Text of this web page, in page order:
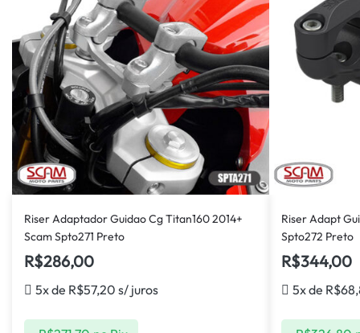
Riser Adaptador Guidao Cg Titan160 2014+
Scam Spto271 Preto
R$286,00
5x de R$57,20 s/ juros
Riser Adapt
Spto272 Preto
R$344,00
5x de R$